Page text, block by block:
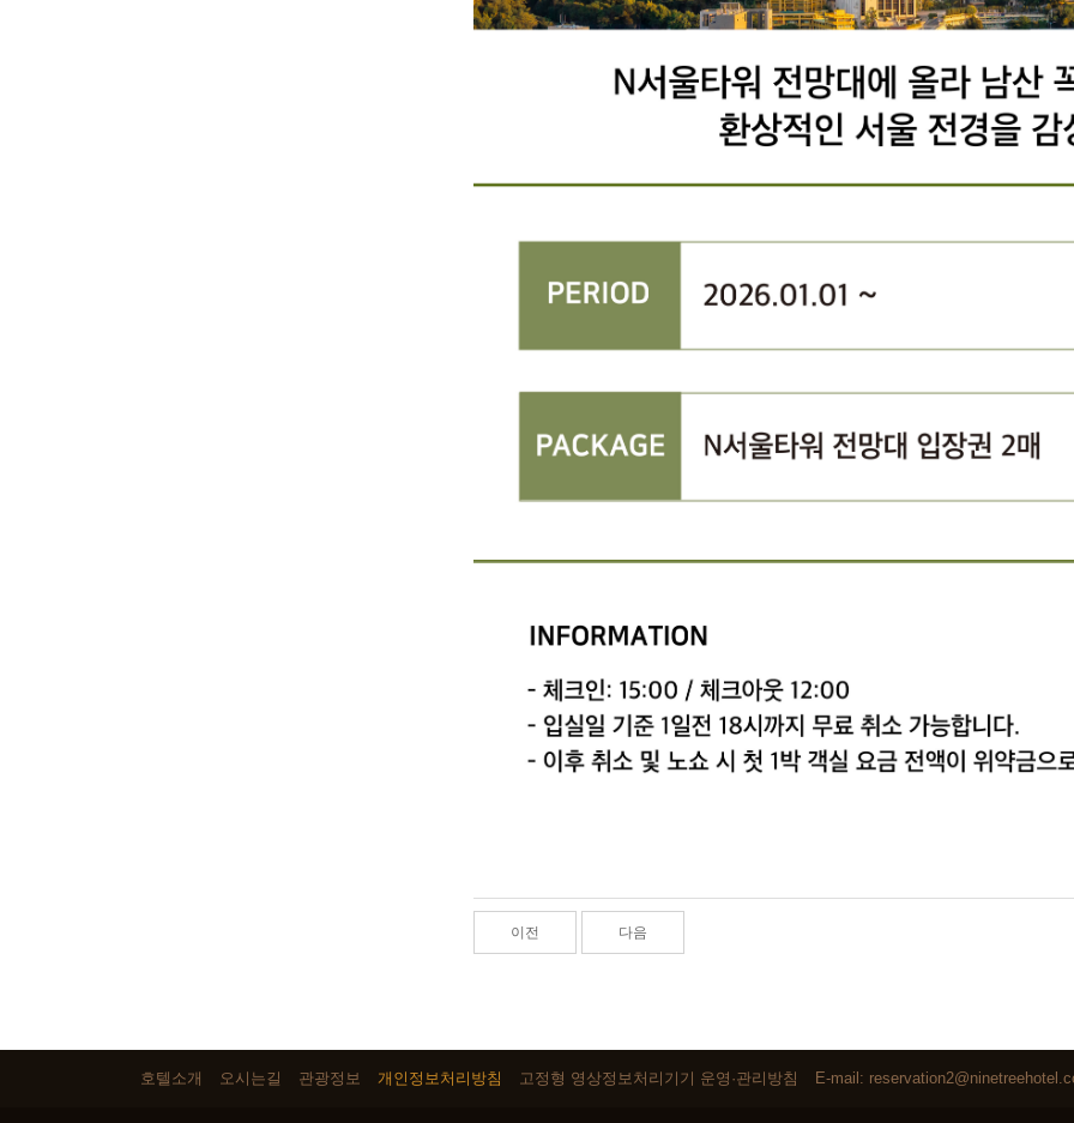
이전 다음
호텔소개 오시는길 관광정보 개인정보처리방침 고정형 영상정보처리기기 운영·관리방침 E-mail: